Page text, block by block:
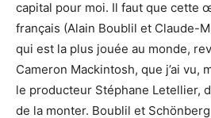
capital pour moi. Il faut que cette
français (Alain Boublil et Claude-
qui est la plus jouée au monde,
Cameron Mackintosh, que j’ai vu,
le producteur Stéphane Letellier,
de la monter. Boublil et